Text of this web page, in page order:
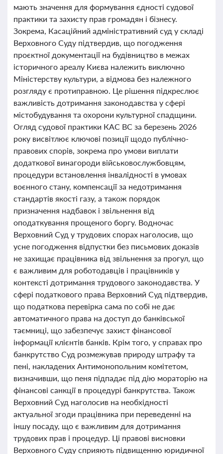
мають значення для формування єдності судової
практики та захисту прав громадян і бізнесу.
Зокрема, Касаційний адміністративний суд у складі
Верховного Суду підтвердив, що погодження
проєктної документації на будівництво в межах
історичного ареалу Києва належить виключно
Міністерству культури, а відмова без належного
розгляду є протиправною. Це рішення підкреслює
важливість дотримання законодавства у сфері
містобудування та охорони культурної спадщини.
Огляд судової практики КАС ВС за березень 2026
року висвітлює ключові позиції щодо публічно-
правових спорів, зокрема про умови виплати
додаткової винагороди військовослужбовцям,
процедури встановлення інвалідності в умовах
воєнного стану, компенсації за недотримання
стандартів якості газу, а також порядок
призначення надбавок і звільнення від
оподаткування прощеного боргу. Водночас
Верховний Суд у трудових спорах наголосив, що
усне погодження відпустки без письмових доказів
не захищає працівника від звільнення за прогул, що
є важливим для роботодавців і працівників у
контексті дотримання трудового законодавства. У
сфері податкового права Верховний Суд підтвердив,
що податкова перевірка сама по собі не дає
автоматичного права на доступ до банківської
таємниці, що забезпечує захист фінансової
інформації клієнтів банків. Крім того, у справах про
банкрутство Суд розмежував природу штрафу та
пені, накладених Антимонопольним комітетом,
визначивши, що пеня підпадає під дію мораторію на
фінансові санкції в процедурі банкрутства. Також
Верховний Суд наголосив на необхідності
актуальної згоди працівника при переведенні на
іншу посаду, що є важливим для дотримання
трудових прав і процедур. Ці правові висновки
Верховного Суду сприяють підвищенню юридичної